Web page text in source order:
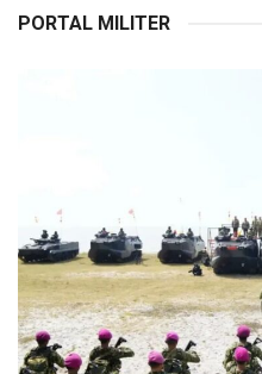
PORTAL MILITER